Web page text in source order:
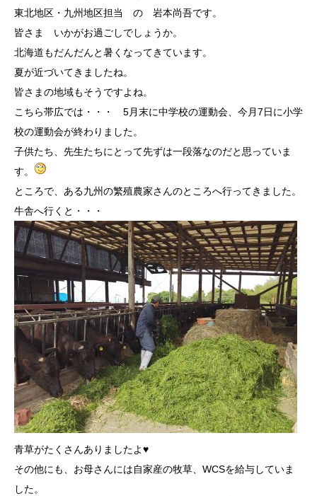
東北地区・九州地区担当 の 岩本尚吾です。
皆さま いかがお過ごしでしょうか。
北海道もだんだんと暑くなってきています。
夏が近づいてきましたね。
皆さまの地域もそうですよね。
こちら帯広では・・・ 5月末に中学校の運動会、今月7日に小学
校の運動会が終わりました。
子供たち、先生たちにとって先ずは一段落なのだと思っていま
す。
ところで、ある九州の繁殖農家さんのところへ行ってきました。
牛舎へ行くと・・・
青草がたくさんありましたよ♥
その他にも、お母さんには自家産の牧草、WCSを給与していま
した。